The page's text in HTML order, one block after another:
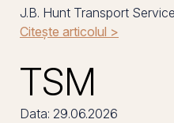
J.B. Hunt Transport
Citește articolul >
TSM
Data: 29.06.2026